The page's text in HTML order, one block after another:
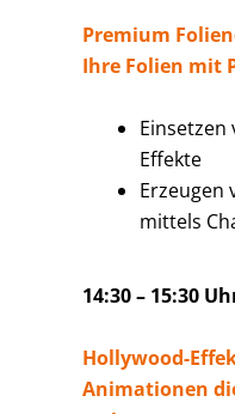
Premium
Ihre Folien mit
Einsetzen
Effekte
Erzeugen
mittels
14:30 – 15:30
Hollywood-
Animationen